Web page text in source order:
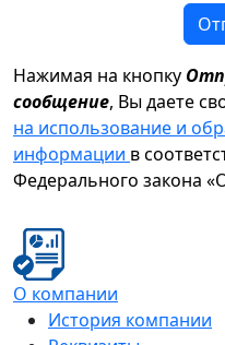
Нажимая на кнопку
сообщение, Вы даете
на использование и
информации в
Федерального закона
О компании
История компании